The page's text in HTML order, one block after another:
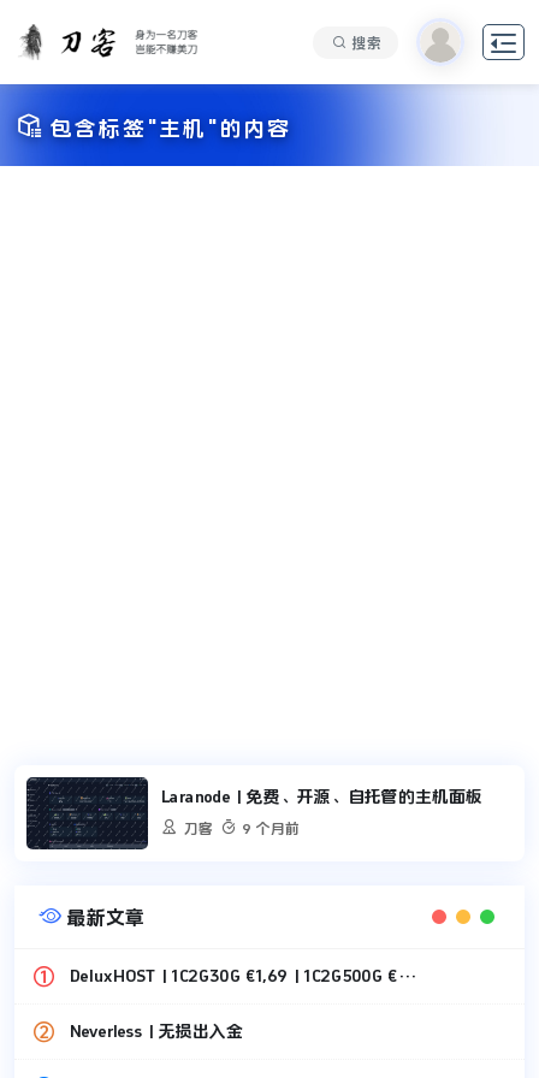
搜索 
 包含标签"主机"的内容
Laranode | 免费、开源、自托管的主机面板

刀客  9 个月前
 最新文章
DeluxHOST | 1C2G30G €1,69 | 1C2G500G €1,49
Neverless | 无损出入金